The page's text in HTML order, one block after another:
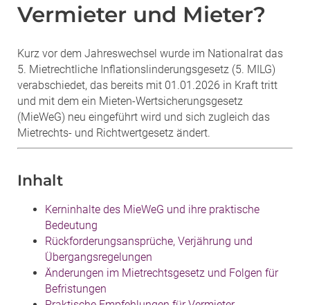
Vermieter und Mieter?
Kurz vor dem Jahreswechsel wurde im Nationalrat das
5. Mietrechtliche Inflationslinderungsgesetz (5. MILG)
verabschiedet, das bereits mit 01.01.2026 in Kraft tritt
und mit dem ein Mieten-Wertsicherungsgesetz
(MieWeG) neu eingeführt wird und sich zugleich das
Mietrechts- und Richtwertgesetz ändert.
Inhalt
Kerninhalte des MieWeG und ihre praktische
Bedeutung
Rückforderungsansprüche, Verjährung und
Übergangsregelungen
Änderungen im Mietrechtsgesetz und Folgen für
Befristungen